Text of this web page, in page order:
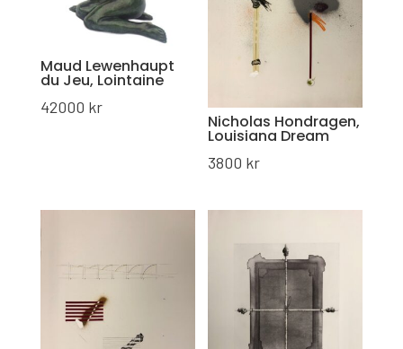
Maud Lewenhaupt
du Jeu, Lointaine
42000 kr
Nicholas Hondragen,
Louisiana Dream
3800 kr